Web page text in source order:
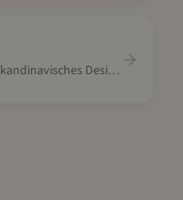
Nordische Natur und skandinavisches Design